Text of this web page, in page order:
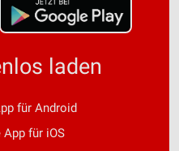
laden
für Android
für iOS